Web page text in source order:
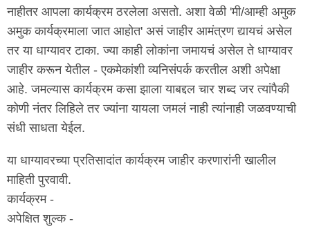
नाहीतर आपला कार्यक्रम ठरलेला असतो. अशा वेळी 'मी/आम्ही अमुक
अमुक कार्यक्रमाला जात आहोत' असं जाहीर आमंत्रण द्यायचं असेल
तर या धाग्यावर टाका. ज्या काही लोकांना जमायचं असेल ते धाग्यावर
जाहीर करून येतील - एकमेकांशी व्यनिसंपर्क करतील अशी अपेक्षा
आहे. जमल्यास कार्यक्रम कसा झाला याबद्दल चार शब्द जर त्यांपैकी
कोणी नंतर लिहिले तर ज्यांना यायला जमलं नाही त्यांनाही जळवण्याची
संधी साधता येईल.
या धाग्यावरच्या प्रतिसादांत कार्यक्रम जाहीर करणारांनी खालील
माहिती पुरवावी.
कार्यक्रम -
अपेक्षित शुल्क -